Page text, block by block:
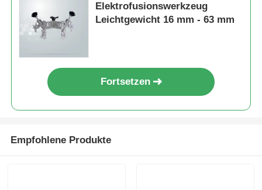
Elektrofusionswerkzeug
Leichtgewicht 16 mm - 63 mm
Fortsetzen
Empfohlene Produkte